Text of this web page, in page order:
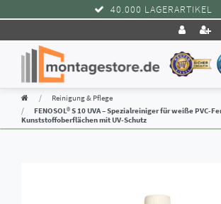
40.000 LAGERARTIKEL
Reinigung & Pflege
FENOSOL® S 10 UVA – Spezialreiniger für weiße PVC-
Kunststoffoberflächen mit UV-Schutz